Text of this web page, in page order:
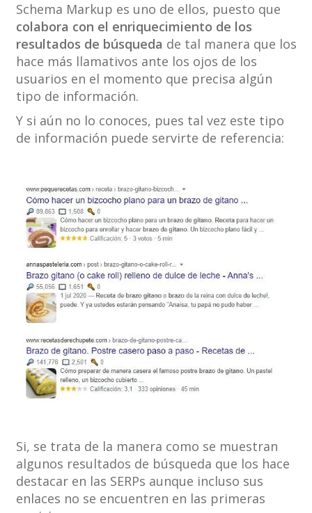
Schema Markup es uno de ellos, puesto que
colabora con el enriquecimiento de los
resultados de búsqueda de tal manera que los
hace más llamativos ante los ojos de los
usuarios en el momento que precisa algún
tipo de información.
Y si aún no lo conoces, pues tal vez este tipo
de información puede servirte de referencia:
Si, se trata de la manera como se muestran
algunos resultados de búsqueda que los hace
destacar en las SERPs aunque incluso sus
enlaces no se encuentren en las primeras